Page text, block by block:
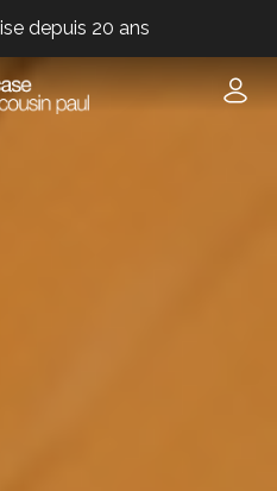
depuis 20 ans
depuis 20 ans
depuis 20 ans
depuis 20 ans